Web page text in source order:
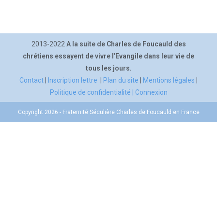
2013-2022A la suite de Charles de Foucauld des
chrétiens essayent de vivre l’Evangile dans leur vie de
tous les jours.
Contact
Inscription lettre Plan du site Mentions légales
Politique de confidentialité | Connexion
Copyright 2026 - Fraternité Séculière Charles de Foucauld en France